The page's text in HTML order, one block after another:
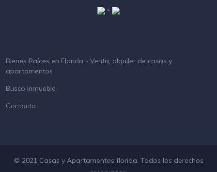
-
Bienes Raíces en Florida - Venta, alquiler de casas y
apartamentos
Busco Inmueble
Contacto
© 2021 Casas y Apartamentos florida. Todos los derechos